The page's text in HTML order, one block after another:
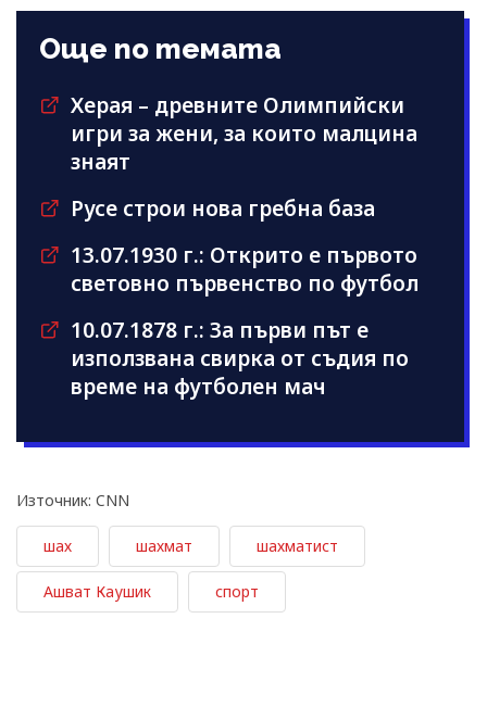
Още по темата
Херая – древните Олимпийски
игри за жени, за които малцина
знаят
Русе строи нова гребна база
13.07.1930 г.: Открито е първото
световно първенство по футбол
10.07.1878 г.: За първи път е
използвана свирка от съдия по
време на футболен мач
Източник: CNN
шах шахмат шахматист
Ашват Каушик спорт